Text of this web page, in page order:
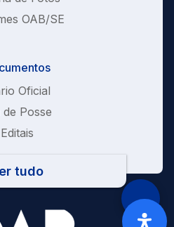
OAB/SE
Oficial
de Posse
Editais
tudo